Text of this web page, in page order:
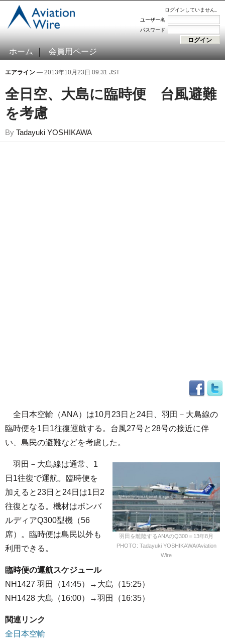
ログインしていません。
ユーザー名
パスワード
ホーム 会員用ページ
エアライン — 2013年10月23日 09:31 JST
全日空、大島に臨時便 台風避難
を考慮
By Tadayuki YOSHIKAWA
全日本空輸（ANA）は10月23日と24日、羽田－大島線の
臨時便を1日1往復運航する。台風27号と28号の接近に伴
い、島民の避難などを考慮した。
羽田を離陸するANAのQ300＝13年8月
PHOTO: Tadayuki YOSHIKAWA/Aviation
Wire
羽田－大島線は通常、1
日1往復で運航。臨時便を
加えると23日と24日は1日2
往復となる。機材はボンバ
ルディアQ300型機（56
席）。臨時便は島民以外も
利用できる。
臨時便の運航スケジュール
NH1427 羽田（14:45）→大島（15:25）
NH1428 大島（16:00）→羽田（16:35）
関連リンク
全日本空輸